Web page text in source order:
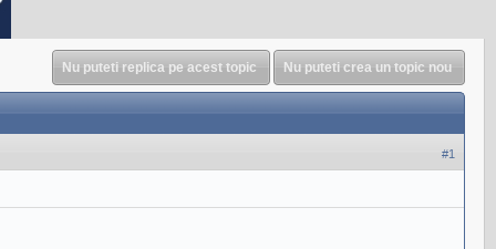
Nu puteti crea un topic nou
Nu puteti replica pe acest topic
#1